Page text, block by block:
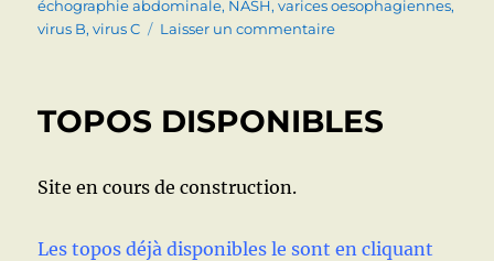
échographie abdominale, NASH,varices oesophagiennes,
virus B,virus C Laisser un commentairesur
TOPOS DISPONIBLES
Site en cours de construction.
Les topos déjà disponibles le sont en cliquant